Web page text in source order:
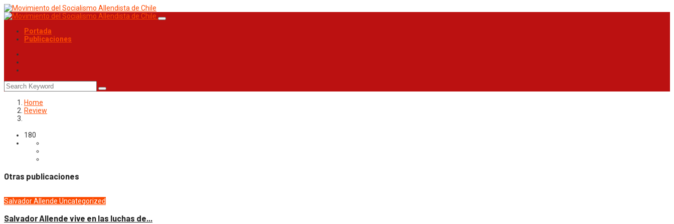
Portada
Publicaciones
Home
Review
180
Otras publicaciones
Salvador Allende Uncategorized
Salvador Allende vive en las luchas de...